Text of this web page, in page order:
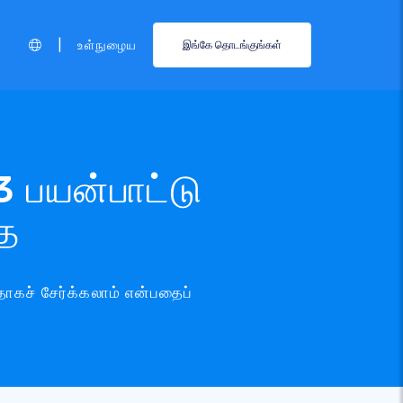
உள்நுழைய இங்கே தொடங்குங்கள்
பயன்பாட்டு
சேர்க்கலாம் என்பதைப்